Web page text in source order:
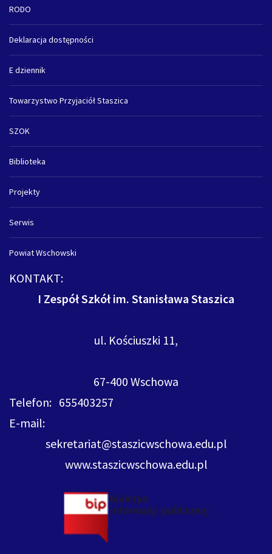
RODO
Deklaracja dostępności
E dziennik
Towarzystwo Przyjaciół Staszica
SZOK
Biblioteka
Projekty
Serwis
Powiat Wschowski
KONTAKT:
I Zespół Szkół im. Stanisława Staszica
ul. Kościuszki 11,
67-400 Wschowa
Telefon: 655403257
E-mail:
sekretariat@staszicwschowa.edu.pl
www.staszicwschowa.edu.pl